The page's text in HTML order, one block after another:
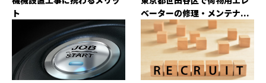
ト
ベーターの修理・メンテナ...